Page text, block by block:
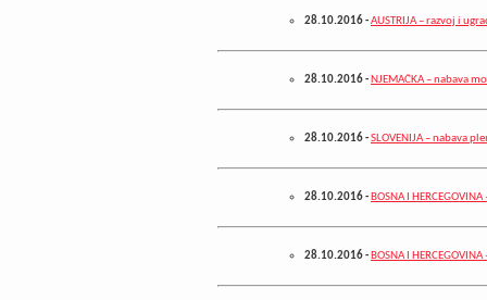
28.10.2016-AUSTRIJA – razvoj i
28.10.2016-NJEMAČKA – nabava
28.10.2016-SLOVENIJA – nabava
28.10.2016- BOSNA I
28.10.2016- BOSNA I